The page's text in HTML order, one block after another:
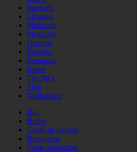
Japonais
Libanais
Marocain
Mexicain
Oriental
Pizzéria
Portugais
Russe
Tex Mex
Thaï
Vietnamien
Bio
Buffet
Cours de cuisine
Resto àvin
Vente àemporter